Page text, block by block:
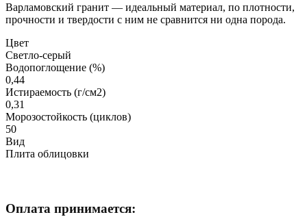
Варламовский гранит — идеальный материал, по плотности,
прочности и твердости с ним не сравнится ни одна порода.
Цвет
Светло-серый
Водопоглощение (%)
0,44
Истираемость (г/см2)
0,31
Морозостойкость (циклов)
50
Вид
Плита облицовки
Оплата принимается: